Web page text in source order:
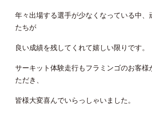
年々出場する選手が少なくなっている中、
たちが
良い成績を残してくれて嬉しい限りです。
サーキット体験走行もフラミンゴのお客様
ただき、
皆様大変喜んでいらっしゃいました。